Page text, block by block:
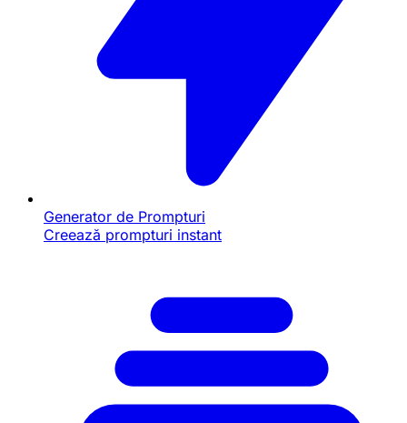
Generator de Prompturi
Creează prompturi instant